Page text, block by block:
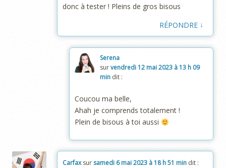
donc à tester ! Pleins de gros bisous
RÉPONDRE ↓
Serena
survendredi 12 mai 2023 à 13 h 09
min dit :
Coucou ma belle,
Ahah je comprends totalement !
Plein de bisous à toi aussi
Carfaxsur samedi 6 mai 2023 à 18 h 51 min dit :